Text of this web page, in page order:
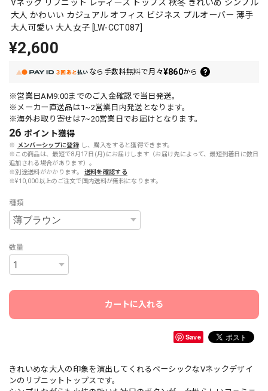
Vネック リブニット レディース トップス 秋冬 きれいめ シンプル
大人 かわいい カジュアル オフィス ビジネス プルオーバー 薄手
大人可愛い 大人女子 [LW-CCT087]
¥2,600
なら 手数料無料で月々¥860から
※営業日AM9:00までのご入金確認で当日発送。
※メーカー直送品は1~2営業日内発送となります。
※海外お取り寄せは7~20営業日でお届けとなります。
26 ポイント獲得
※ メンバーシップに登録 し、購入をすると獲得できます。
※この商品は、最短で8月17日(月)にお届けします（お届け先によって、最短到着日に数日
追加される場合があります）。
※別途送料がかかります。
送料を確認する
※¥10,000以上のご注文で国内送料が無料になります。
種類
数量
カートに入れる
Save
きれいめな大人の印象を演出してくれるベーシックなVネックデザイ
ンのリブニットトップスです。